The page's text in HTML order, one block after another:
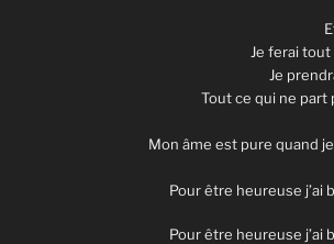
Je ferai
Je
Tout ce qui ne part
Mon âme est pure quand
Pour être heureuse j’ai
Pour être heureuse j’ai